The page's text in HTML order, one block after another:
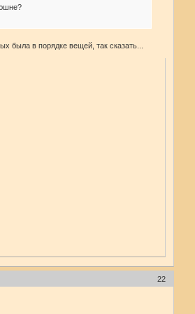
была в порядке вещей, так сказать...
22